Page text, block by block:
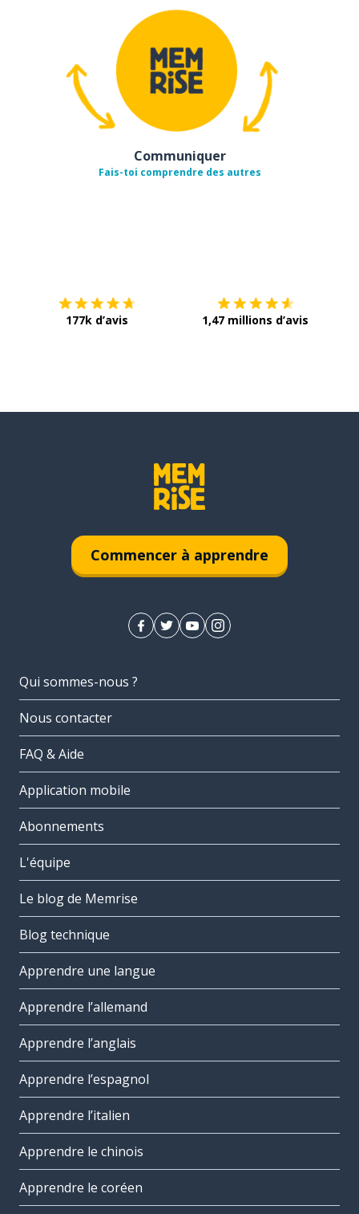
Communiquer
Fais-toi comprendre des autres
177k d’avis 1,47 millions d’avis
Commencer à apprendre
Qui sommes-nous ?
Nous contacter
FAQ & Aide
Application mobile
Abonnements
L'équipe
Le blog de Memrise
Blog technique
Apprendre une langue
Apprendre l’allemand
Apprendre l’anglais
Apprendre l’espagnol
Apprendre l’italien
Apprendre le chinois
Apprendre le coréen